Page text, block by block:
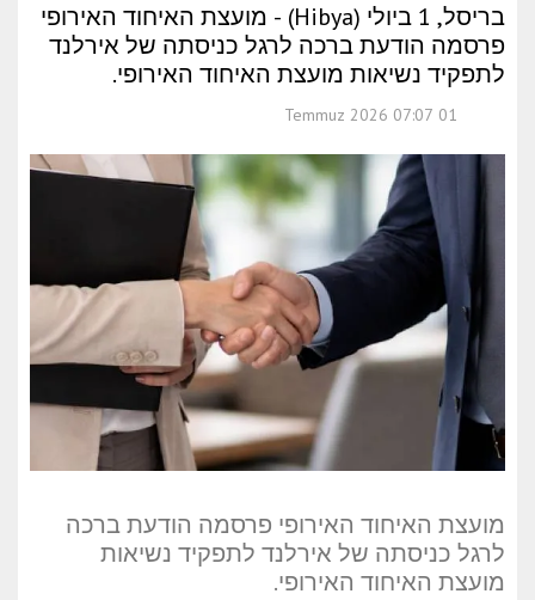
בריסל, 1 ביולי (Hibya) - מועצת האיחוד האירופי
פרסמה הודעת ברכה לרגל כניסתה של אירלנד
לתפקיד נשיאות מועצת האיחוד האירופי.
01 Temmuz 2026 07:07
מועצת האיחוד האירופי פרסמה הודעת ברכה
לרגל כניסתה של אירלנד לתפקיד נשיאות
מועצת האיחוד האירופי.